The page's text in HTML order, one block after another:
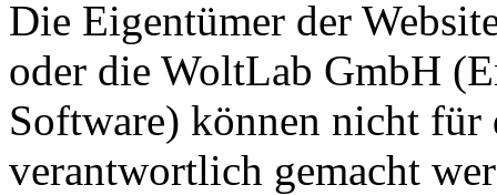
Die Eigentümer der
oder die WoltLab GmbH
Software) können nicht
verantwortlich gemacht